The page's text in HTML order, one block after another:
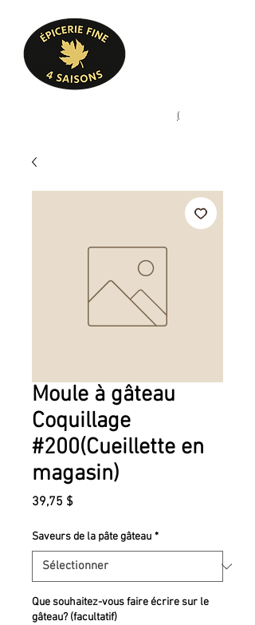
(
Moule à gâteau
Coquillage
#200(Cueillette en
magasin)
39,75 $Prix
Saveurs de la pâte gâteau *
Que souhaitez-vous faire écrire sur le
gâteau? (facultatif)